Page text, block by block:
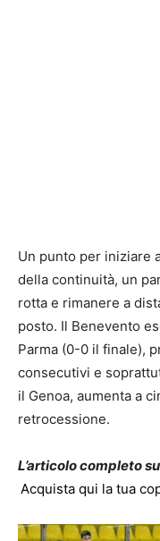
Un punto per iniziare
della continuità, un
rotta e rimanere a
posto. Il Benevento
Parma (0-0 il finale),
consecutivi e
il Genoa, aumenta a
retrocessione.
L’articolo completo
Acquista qui la tua